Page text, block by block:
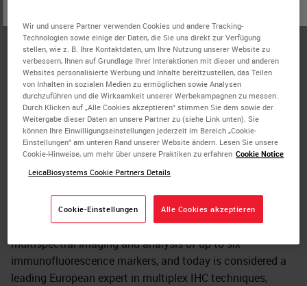
Ultivue with a strong background in translational onco-
immunology and consultancy on biomarker panel design.
Prior to Ultivue, Angela was a Senior Researcher in Dr.
Jerome Galon’s Laboratory of Integrative Cancer
Immunology at the Cordeliers Research Center. Angela
was a postdoctoral researcher in the field of Tumor
Immunology at the NCMLS in Nijmegen, NL, and was the
others.
Angela was among the first postdocs in Europe to be
involved in the development of multiplex IHC and
multispectral imaging and analysis of up to six
immunofluorescence markers, and today is considered a
leading European expert in multiplex IHC techniques,
Wir und unsere Partner verwenden Cookies und andere Tracking-
Technologien sowie einige der Daten, die Sie uns direkt zur Verfügung
stellen, wie z. B. Ihre Kontaktdaten, um Ihre Nutzung unserer Website zu
verbessern, Ihnen auf Grundlage Ihrer Interaktionen mit dieser und anderen
Websites personalisierte Werbung und Inhalte bereitzustellen, das Teilen
von Inhalten in sozialen Medien zu ermöglichen sowie Analysen
durchzuführen und die Wirksamkeit unserer Werbekampagnen zu messen.
Durch Klicken auf „Alle Cookies akzeptieren“ stimmen Sie dem sowie der
Weitergabe dieser Daten an unsere Partner zu (siehe Link unten). Sie
können Ihre Einwilligungseinstellungen jederzeit im Bereich „Cookie-
Einstellungen“ am unteren Rand unserer Website ändern. Lesen Sie unsere
Cookie-Hinweise, um mehr über unsere Praktiken zu erfahren Cookie Notice
LeicaBiosystems Cookie Partners Details
Cookie-Einstellungen Alle Cookies akzeptieren